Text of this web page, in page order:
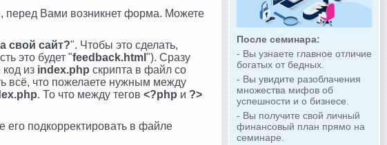
После семинара:
- Вы узнаете главное отличие
богатых от бедных.
- Вы увидите разоблачения
множества мифов об
успешности и о бизнесе.
- Вы получите свой личный
финансовый план прямо на
семинаре.
перед Вами возникнет форма. Можете
свой сайт?". Чтобы это сделать,
это будет "feedback.html "). Сразу
из index.php скрипта в файл со
всё, что пожелаете нужным между
. То что между тегов <?php и ?>
подкорректировать в файле